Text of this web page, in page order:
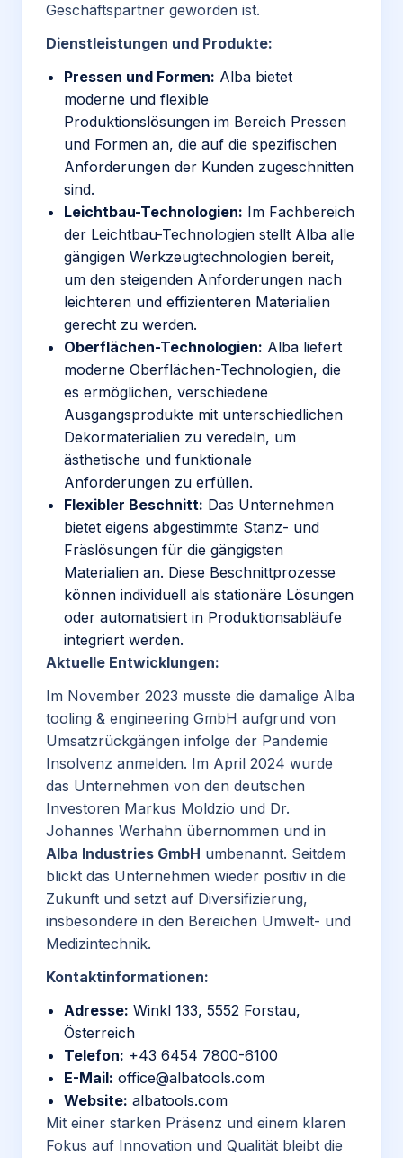
Geschäftspartner geworden ist.
Dienstleistungen und Produkte:
Pressen und Formen: Alba bietet
moderne und flexible
Produktionslösungen im Bereich Pressen
und Formen an, die auf die spezifischen
Anforderungen der Kunden zugeschnitten
sind.
Leichtbau-Technologien: Im Fachbereich
der Leichtbau-Technologien stellt Alba alle
gängigen Werkzeugtechnologien bereit,
um den steigenden Anforderungen nach
leichteren und effizienteren Materialien
gerecht zu werden.
Oberflächen-Technologien: Alba liefert
moderne Oberflächen-Technologien, die
es ermöglichen, verschiedene
Ausgangsprodukte mit unterschiedlichen
Dekormaterialien zu veredeln, um
ästhetische und funktionale
Anforderungen zu erfüllen.
Flexibler Beschnitt: Das Unternehmen
bietet eigens abgestimmte Stanz- und
Fräslösungen für die gängigsten
Materialien an. Diese Beschnittprozesse
können individuell als stationäre Lösungen
oder automatisiert in Produktionsabläufe
integriert werden.
Aktuelle Entwicklungen:
Im November 2023 musste die damalige Alba
tooling & engineering GmbH aufgrund von
Umsatzrückgängen infolge der Pandemie
Insolvenz anmelden. Im April 2024 wurde
das Unternehmen von den deutschen
Investoren Markus Moldzio und Dr.
Johannes Werhahn übernommen und in
Alba Industries GmbH umbenannt. Seitdem
blickt das Unternehmen wieder positiv in die
Zukunft und setzt auf Diversifizierung,
insbesondere in den Bereichen Umwelt- und
Medizintechnik.
Kontaktinformationen:
Adresse: Winkl 133, 5552 Forstau,
Österreich
Telefon: +43 6454 7800-6100
E-Mail: office@albatools.com
Website: albatools.com
Mit einer starken Präsenz und einem klaren
Fokus auf Innovation und Qualität bleibt die